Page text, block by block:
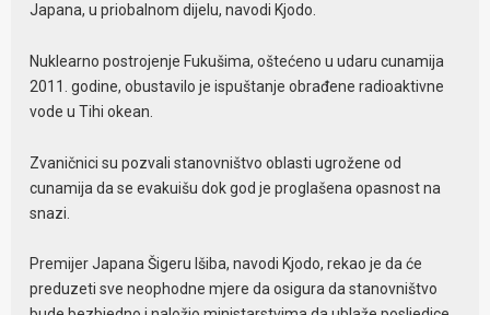
Japana, u priobalnom dijelu, navodi Kjodo.
Nuklearno postrojenje Fukušima, oštećeno u udaru cunamija
2011. godine, obustavilo je ispuštanje obrađene radioaktivne
vode u Tihi okean.
Zvaničnici su pozvali stanovništvo oblasti ugrožene od
cunamija da se evakuišu dok god je proglašena opasnost na
snazi.
Premijer Japana Šigeru Išiba, navodi Kjodo, rekao je da će
preduzeti sve neophodne mjere da osigura da stanovništvo